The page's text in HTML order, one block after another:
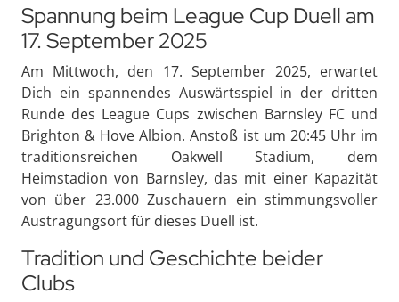
Spannung beim League Cup Duell am
17. September 2025
Am Mittwoch, den 17. September 2025, erwartet
Dich ein spannendes Auswärtsspiel in der dritten
Runde des League Cups zwischen Barnsley FC und
Brighton & Hove Albion. Anstoß ist um 20:45 Uhr im
traditionsreichen Oakwell Stadium, dem
Heimstadion von Barnsley, das mit einer Kapazität
von über 23.000 Zuschauern ein stimmungsvoller
Austragungsort für dieses Duell ist.
Tradition und Geschichte beider
Clubs